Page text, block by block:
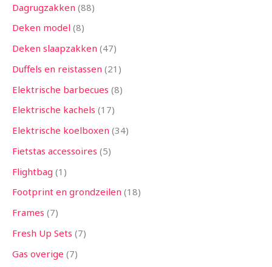
Dagrugzakken 88
Deken model 8
Deken slaapzakken 47
Duffels en reistassen 21
Elektrische barbecues 8
Elektrische kachels 17
Elektrische koelboxen 34
Fietstas accessoires 5
Flightbag 1
Footprint en grondzeilen 18
Frames 7
Fresh Up Sets 7
Gas overige 7